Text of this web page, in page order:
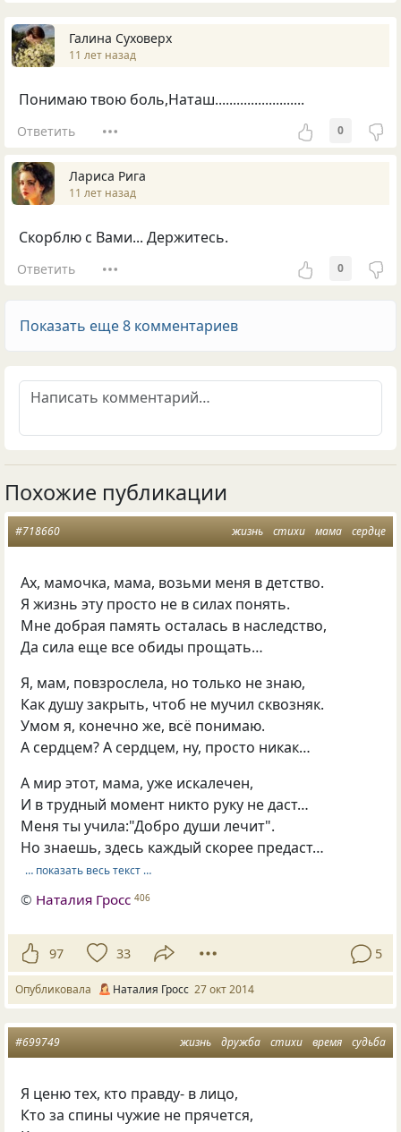
Галина Суховерх
11 лет назад
Понимаю твою боль,Наташ.........................
Ответить 0
Лариса Рига
11 лет назад
Скорблю с Вами... Держитесь.
Ответить 0
Показать еще 8 комментариев
Похожие публикации
жизнь стихи мама сердце
#718660
Ах, мамочка, мама, возьми меня в детство.
Я жизнь эту просто не в силах понять.
Мне добрая память осталась в наследство,
Да сила еще все обиды прощать…
Я, мам, повзрослела, но только не знаю,
Как душу закрыть, чтоб не мучил сквозняк.
Умом я, конечно же, всё понимаю.
А сердцем? А сердцем, ну, просто никак…
А мир этот, мама, уже искалечен,
И в трудный момент никто руку не даст…
Меня ты учила:"Добро души лечит".
Но знаешь, здесь каждый скорее предаст…
… показать весь текст …
© Наталия Гросс 406
97 33 5
Опубликовала Наталия Гросс 27 окт 2014
жизнь дружба стихи время судьба
#699749
Я ценю тех, кто правду- в лицо,
Кто за спины чужие не прячется,